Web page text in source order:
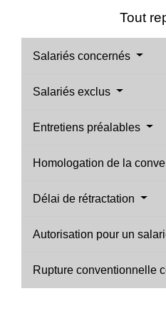
Tout
Salariés concernés
Salariés exclus
Entretiens préalables
Homologation de la
Délai de rétractation
Autorisation pour un
Rupture conventionnelle